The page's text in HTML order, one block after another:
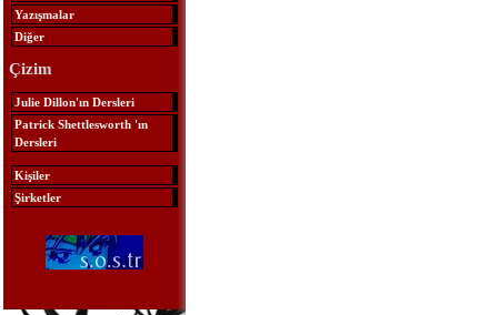
Yazışmalar
Diğer
Çizim
Julie Dillon'ın Dersleri
Patrick Shettlesworth 'ın
Dersleri
Kişiler
Şirketler